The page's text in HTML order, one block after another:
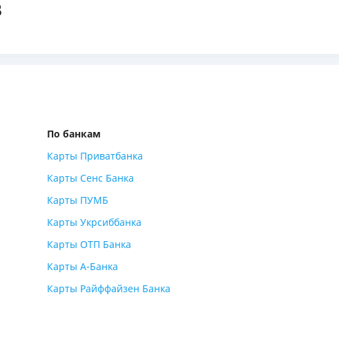
По банкам
Карты Приватбанка
Карты Сенс Банка
Карты ПУМБ
Карты Укрсиббанка
Карты ОТП Банка
Карты А-Банка
Карты Райффайзен Банка